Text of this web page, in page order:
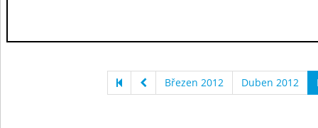
Březen 2012 Duben 2012